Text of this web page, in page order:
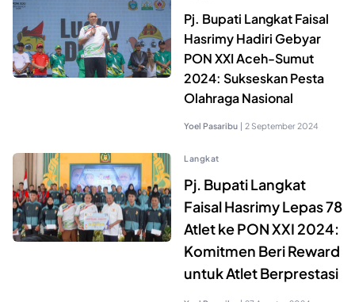
Pj. Bupati Langkat Faisal
Hasrimy Hadiri Gebyar
PON XXI Aceh-Sumut
2024: Sukseskan Pesta
Olahraga Nasional
Yoel Pasaribu | 2 September 2024
Langkat
Pj. Bupati Langkat
Faisal Hasrimy Lepas 78
Atlet ke PON XXI 2024:
Komitmen Beri Reward
untuk Atlet Berprestasi